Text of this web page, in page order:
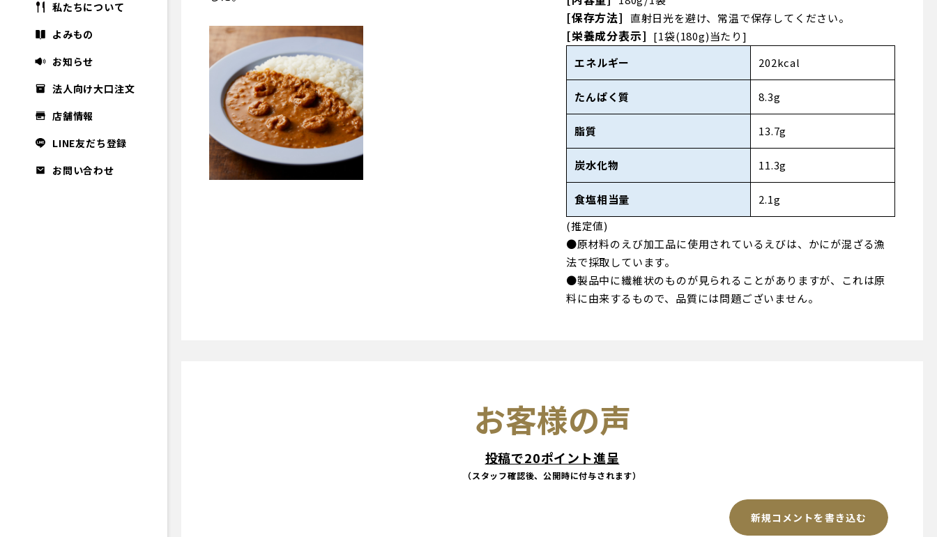
私たちについて
よみもの
お知らせ
法人向け大口注文
店舗情報
LINE友だち登録
お問い合わせ
[保存方法] 直射日光を避け、常温で保存してください。
[栄養成分表示] [1袋(180g)当たり]
エネルギー
202kcal
たんぱく質 8.3g
脂質 13.7g
炭水化物 11.3g
食塩相当量
2.1g
(推定値)
●原材料のえび加工品に使用されているえびは、かにが混ざる漁
法で採取しています。
●製品中に繊維状のものが見られることがありますが、これは原
料に由来するもので、品質には問題ございません。
お客様の声
投稿で20ポイント進呈
（スタッフ確認後、公開時に付与されます）
新規コメントを書き込む